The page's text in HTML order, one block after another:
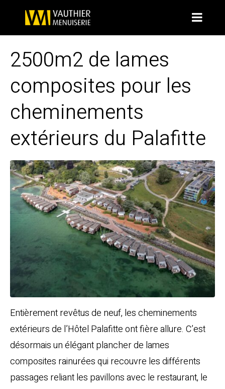
2500m2 de lames
composites pour les
cheminements
extérieurs du Palafitte
Entièrement revêtus de neuf, les cheminements
extérieurs de l’Hôtel Palafitteont fière allure. C’est
désormais un élégant plancher de lames
composites rainurées qui recouvre les différents
passages reliant les pavillons avec le restaurant, le